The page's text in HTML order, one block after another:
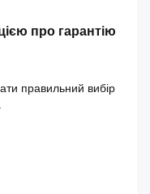
про гарантію
правильний вибір